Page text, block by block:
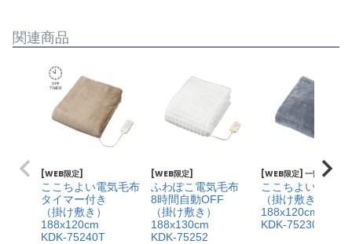
関連商品
[WEB限定]
ここちよい電気毛布
タイマー付き
（掛け敷き）
188x120cm
KDK-75240T
[WEB限定]
ふわぽこ電気毛布
8時間自動OFF
（掛け敷き）
188x130cm
KDK-75252
[WEB限定] 一部SALE価
ここちよい電気毛
（掛け敷き）
188x120cm
KDK-75230